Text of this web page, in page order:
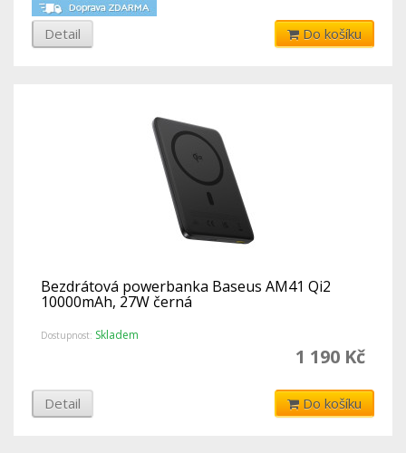
Detail Do košíku
Bezdrátová powerbanka Baseus AM41 Qi2
10000mAh, 27W černá
Dostupnost: Skladem
1 190 Kč
Detail Do košíku